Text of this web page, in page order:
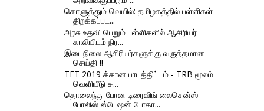
கொளுத்தும் வெயில்: தமிழகத்தில் பள்ளிகள்
திறக்கப்பட...
அரசு உதவி பெறும் பள்ளிகளில் ஆசிரியர்
காலியிடம் நிர...
இடைநிலை ஆசிரியர்களுக்கு வருத்தமான
செய்தி !!
TET 2019 க்கான பாடத்திட்டம் - TRB மூலம்
வெளியீடு ச...
தொலைந்து போன டிரைவிங் லைசென்ஸ்
போலிஸ் ஸ்டேஷன் போகா...